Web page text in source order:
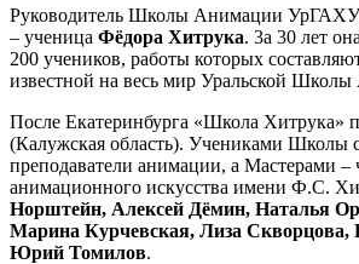
Руководитель Школы Анимации
– ученица Фёдора Хитрука. 3а 30 лет
200 учеников, работы которых
известной на весь мир Уральской
После Екатеринбурга «Школа Хитрука»
(Калужская область). Учениками Школы
преподаватели анимации, а Мастерами
анимационного искусства имени Ф.С.
Норштейн, Алексей Дёмин, Наталья
Марина Курчевская, Лиза Скворцова,
Юрий Томилов.